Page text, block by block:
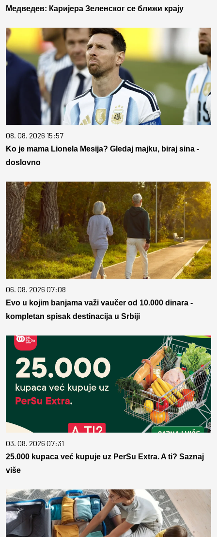
Медведев: Каријера Зеленског се ближи крају
08. 08. 2026 15:57
Ko je mama Lionela Mesija? Gledaj majku, biraj sina -
doslovno
06. 08. 2026 07:08
Evo u kojim banjama važi vaučer od 10.000 dinara -
kompletan spisak destinacija u Srbiji
03. 08. 2026 07:31
25.000 kupaca već kupuje uz PerSu Extra. A ti? Saznaj
više